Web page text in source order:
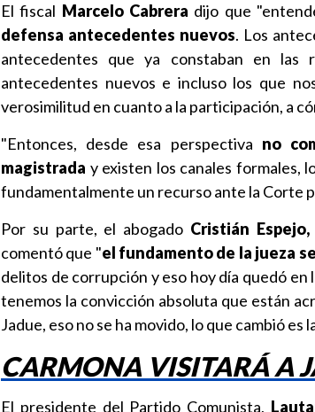
El fiscal Marcelo Cabrera dijo que
defensa antecedentes nuevos. Los
antecedentes que ya constaban en
antecedentes nuevos e incluso los que
verosimilitud en cuanto a la participación, a
"Entonces, desde esa perspectiva no
magistrada y existen los canales formales,
fundamentalmente un recurso ante la Corte
Por su parte, el abogado Cristián Espejo,
comentó que "el fundamento de la jueza
delitos de corrupción y eso hoy día quedó
tenemos la convicción absoluta que están
Jadue, eso no se ha movido, lo que cambió es
CARMONA VISITARÁ A
El presidente del Partido Comunista,